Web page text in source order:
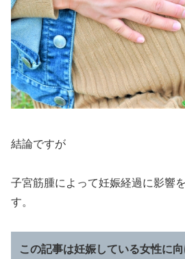
結論ですが
子宮筋腫によって妊娠経過に影響
す。
この記事は妊娠している女性に向